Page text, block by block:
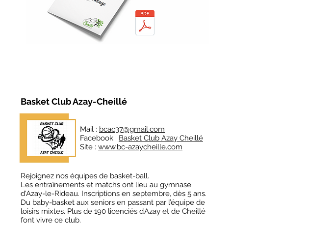
Basket Club Azay-Cheillé
Mail : bcac37@gmail.com
Facebook : Basket Club Azay Cheillé
Site : www.bc-azaycheille.com
Rejoignez nos équipes de basket-ball.
Les entraînements et matchs ont lieu au gymnase
d'Azay-le-Rideau. Inscriptions en septembre, dès 5 ans.
Du baby-basket aux seniors en passant par l’équipe de
loisirs mixtes. Plus de 190 licenciés d’Azay et de Cheillé
font vivre ce club.